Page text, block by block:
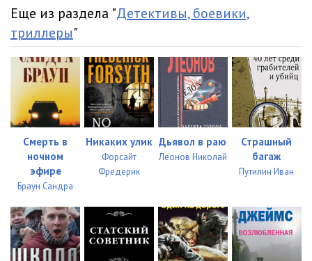
Еще из раздела "Детективы, боевики,
триллеры"
Смерть в
ночном
эфире
Браун Сандра
Никаких улик
Форсайт
Фредерик
Дьявол в раю
Леонов Николай
Страшный
багаж
Путилин Иван